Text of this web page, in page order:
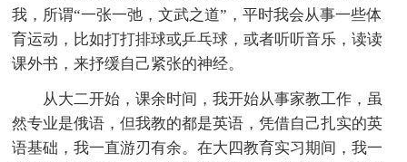
我，所谓“一张一弛，文武之道”，平时我会从事一些体
育运动，比如打打排球或乒乓球，或者听听音乐，读读
课外书，来抒缓自己紧张的神经。
从大二开始，课余时间，我开始从事家教工作，虽
然专业是俄语，但我教的都是英语，凭借自己扎实的英
语基础，我一直游刃有余。在大四教育实习期间，我一